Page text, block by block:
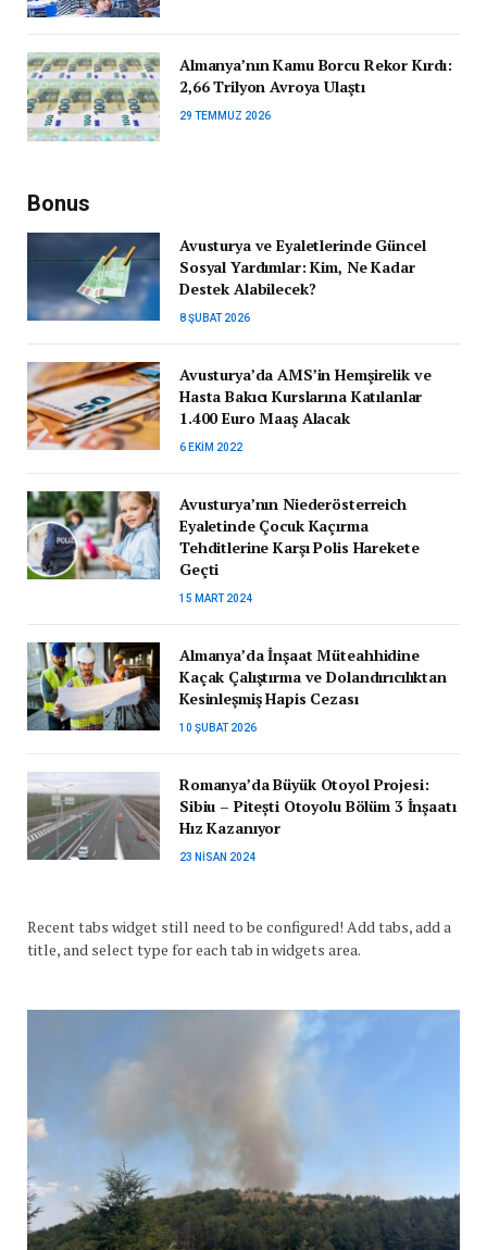
Almanya’nın Kamu Borcu Rekor Kırdı:
2,66 Trilyon Avroya Ulaştı
29 TEMMUZ 2026
Bonus
Avusturya ve Eyaletlerinde Güncel
Sosyal Yardımlar: Kim, Ne Kadar
Destek Alabilecek?
8 ŞUBAT 2026
Avusturya’da AMS’in Hemşirelik ve
Hasta Bakıcı Kurslarına Katılanlar
1.400 Euro Maaş Alacak
6 EKIM 2022
Avusturya’nın Niederösterreich
Eyaletinde Çocuk Kaçırma
Tehditlerine Karşı Polis Harekete
Geçti
15 MART 2024
Almanya’da İnşaat Müteahhidine
Kaçak Çalıştırma ve Dolandırıcılıktan
Kesinleşmiş Hapis Cezası
10 ŞUBAT 2026
Romanya’da Büyük Otoyol Projesi:
Sibiu – Pitești Otoyolu Bölüm 3 İnşaatı
Hız Kazanıyor
23 NISAN 2024
Recent tabs widget still need to be configured! Add tabs, add a
title, and select type for each tab in widgets area.